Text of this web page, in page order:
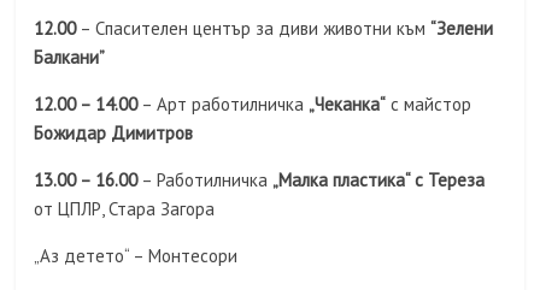
12.00– Спасителен център за диви животни към“Зелени
Балкани”
12.00 – 14.00– Арт работилничка „Чеканка“ с майстор
Божидар Димитров
13.00 – 16.00– Работилничка „Малка пластика“ с Тереза
от ЦПЛР, Стара Загора
„Аз детето“ – Монтесори